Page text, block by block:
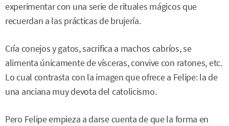
experimentar con una serie de rituales mágicos que
recuerdan a las prácticas de brujería.
Cría conejos y gatos, sacrifica a machos cabríos, se
alimenta únicamente de vísceras, convive con ratones, etc.
Lo cual contrasta con la imagen que ofrece a Felipe: la de
una anciana muy devota del catolicismo.
Pero Felipe empieza a darse cuenta de que la forma en